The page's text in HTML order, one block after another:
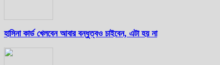
হাসিনা কার্ড খেলবেন আবার বন্ধুত্বও চাইবেন, এটা হয় না